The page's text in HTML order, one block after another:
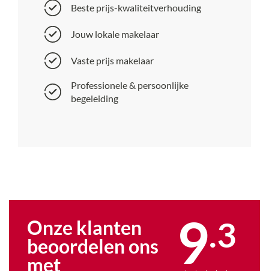
Beste prijs-kwaliteitverhouding
Jouw lokale makelaar
Vaste prijs makelaar
Professionele & persoonlijke
begeleiding
Onze klanten
beoordelen ons
met 9.3